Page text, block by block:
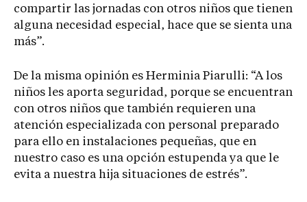
compartir las jornadas con otros niños que tienen
alguna necesidad especial, hace que se sienta una
más”.
De la misma opinión es Herminia Piarulli: “A los
niños les aporta seguridad, porque se encuentran
con otros niños que también requieren una
atención especializada con personal preparado
para ello en instalaciones pequeñas, que en
nuestro caso es una opción estupenda ya que le
evita a nuestra hija situaciones de estrés”.